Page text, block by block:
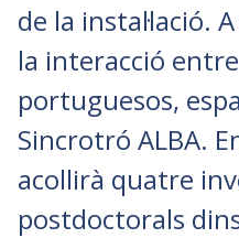
de la instal·lació.
la interacció
portuguesos,
Sincrotró ALBA.
acollirà quatre
postdoctorals